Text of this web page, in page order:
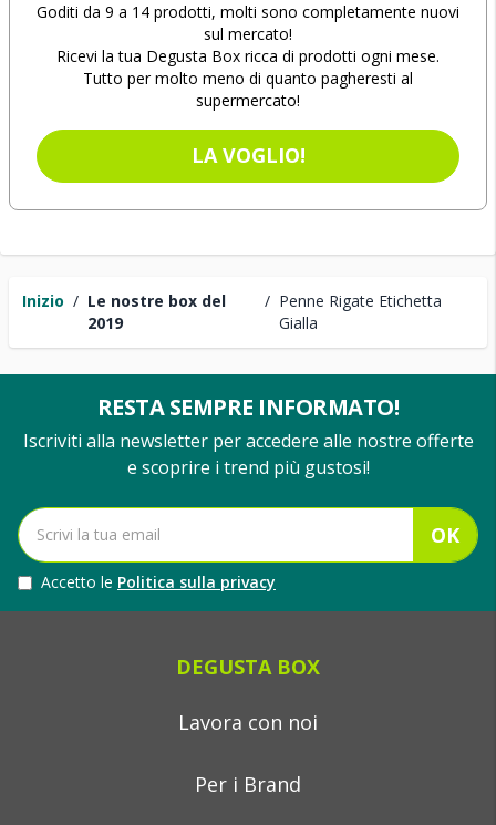
Inizio / Le nostre box del
2019
/ Penne Rigate Etichetta
Gialla
Goditi da 9 a 14 prodotti, molti sono completamente nuovi
sul mercato!
Ricevi la tua Degusta Box ricca di prodotti ogni mese.
Tutto per molto meno di quanto pagheresti al
supermercato!
LA VOGLIO!
RESTA SEMPRE INFORMATO!
Iscriviti alla newsletter per accedere alle nostre offerte
e scoprire i trend più gustosi!
OK
Accetto le Politica sulla privacy
DEGUSTA BOX
Lavora con noi
Per i Brand